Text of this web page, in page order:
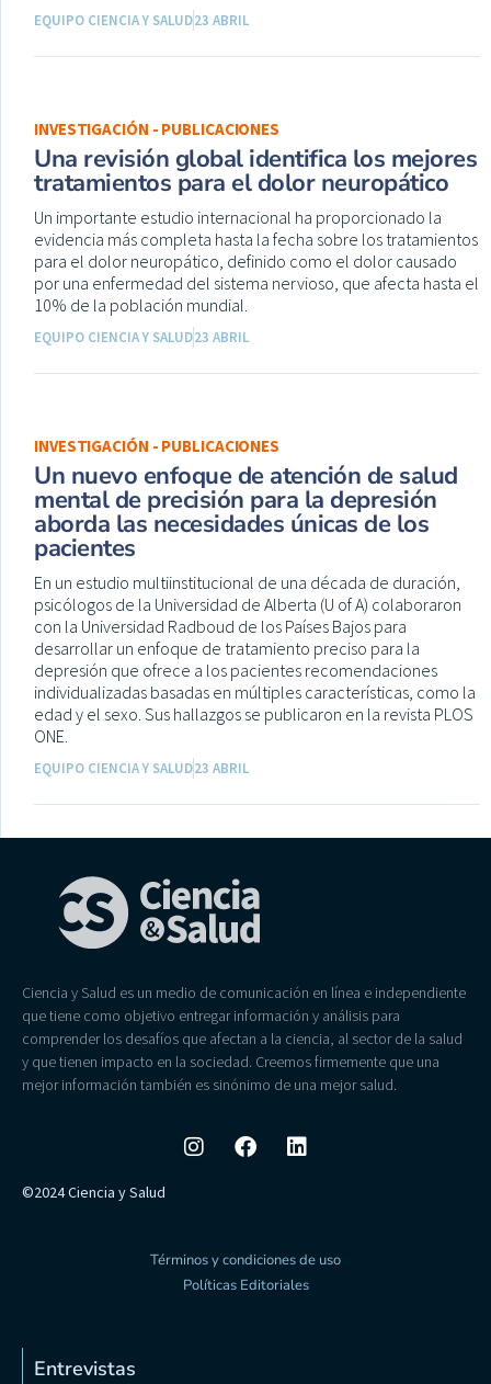
EQUIPO CIENCIA Y SALUD23 ABRIL
INVESTIGACIÓN - PUBLICACIONES
Una revisión global identifica los mejores
tratamientos para el dolor neuropático
Un importante estudio internacional ha proporcionado la
evidencia más completa hasta la fecha sobre los tratamientos
para el dolor neuropático, definido como el dolor causado
por una enfermedad del sistema nervioso, que afecta hasta el
10% de la población mundial.
EQUIPO CIENCIA Y SALUD23 ABRIL
INVESTIGACIÓN - PUBLICACIONES
Un nuevo enfoque de atención de salud
mental de precisión para la depresión
aborda las necesidades únicas de los
pacientes
En un estudio multiinstitucional de una década de duración,
psicólogos de la Universidad de Alberta (U of A) colaboraron
con la Universidad Radboud de los Países Bajos para
desarrollar un enfoque de tratamiento preciso para la
depresión que ofrece a los pacientes recomendaciones
individualizadas basadas en múltiples características, como la
edad y el sexo. Sus hallazgos se publicaron en la revista PLOS
ONE.
EQUIPO CIENCIA Y SALUD23 ABRIL
Ciencia y Salud es un medio de comunicación en línea e independiente
que tiene como objetivo entregar información y análisis para
comprender los desafíos que afectan a la ciencia, al sector de la salud
y que tienen impacto en la sociedad. Creemos firmemente que una
mejor información también es sinónimo de una mejor salud.
©2024 Ciencia y Salud
Términos y condiciones de uso
Políticas Editoriales
Entrevistas